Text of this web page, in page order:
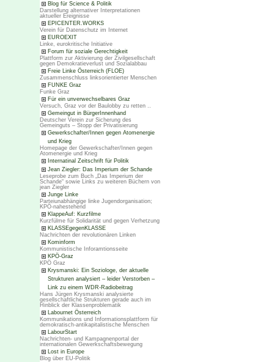
Blog für Science & Politik
Darstellung alternativer Interpretationen
aktueller Ereignisse
EPICENTER.WORKS
Verein für Datenschutz im Internet
EUROEXIT
Linke, eurokritische Initiative
Forum für soziale Gerechtigkeit
Plattform zur Aktivierung der Zivilgesellschaft
gegen Demokratieverlust und Sozialabbau
Freie Linke Österreich (FLOE)
Zusammenschluss linksorientierter Menschen
FUNKE Graz
Funke Graz
Für ein unverwechselbares Graz
Versuch, Graz vor der Baulobby zu retten ..
Gemeingut in BürgerInnenhand
Deutscher Verein zur Sicherung des
Gemeinguts – Stopp der Privatisierung
Gewerkschafter/Innen gegen Atomenergie
und Krieg
Homepage der Gewerkschafter/Innen gegen
Atomenergie und Krieg
Internatinal Zeitschrift für Politik
Jean Ziegler: Das Imperium der Schande
Leseprobe zum Buch „Das Imperium der
Schande“ sowie Links zu weiteren Büchern von
jean Ziegler
Junge Linke
Parteiunabhängige linke Jugendorganisation;
KPÖ-nahestehend
KlappeAuf: Kurzfilme
Kurzfülme für Solidarität und gegen Verhetzung
KLASSEgegenKLASSE
Nachrichten der revolutionären Linken
Kominform
Kommunistische Inforamtionsseite
KPÖ-Graz
KPÖ Graz
Krysmanski: Ein Soziologe, der aktuelle
Strukturen analysiert – leider Verstorben –
Link zu einem WDR-Radiobeitrag
Hans Jürgen Krysmanski analysierte
gesellschaftliche Strukturen gerade auch im
Hinblick der Klassenproblematik
Labournet Österreich
Kommunikations und Informationsplattform für
demokratisch-antikapitalistische Menschen
LabourStart
Nachrichten- und Kampagnenportal der
internationalen Gewerkschaftsbewegung
Lost in Europe
Blog über EU-Politik